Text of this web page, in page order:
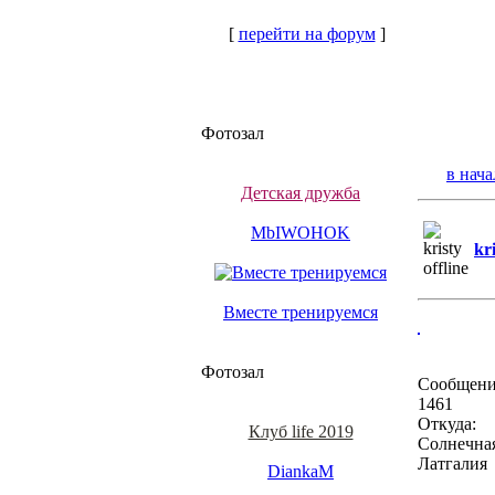
[ перейти на форум]
Фотозал
Детская дружба
MbIWOHOK
Вместе тренируемся
Фотозал
Клуб life 2019
DiankaM
в
1461
Откуда:
Латгалия